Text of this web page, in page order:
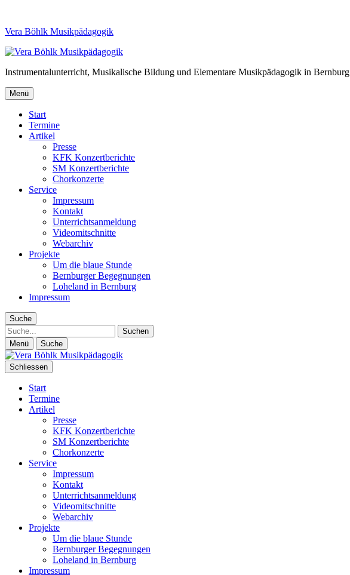
Vera Böhlk Musikpädagogik
Instrumentalunterricht, Musikalische Bildung und Elementare Musikpädagogik in Bernburg
Menü
Start
Termine
Artikel
Presse
KFK Konzertberichte
SM Konzertberichte
Chorkonzerte
Service
Impressum
Kontakt
Unterrichtsanmeldung
Videomitschnitte
Webarchiv
Projekte
Um die blaue Stunde
Bernburger Begegnungen
Loheland in Bernburg
Impressum
Suche
Suche
Menü Suche
Schliessen
Start
Termine
Artikel
Presse
KFK Konzertberichte
SM Konzertberichte
Chorkonzerte
Service
Impressum
Kontakt
Unterrichtsanmeldung
Videomitschnitte
Webarchiv
Projekte
Um die blaue Stunde
Bernburger Begegnungen
Loheland in Bernburg
Impressum